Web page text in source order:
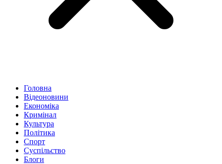
Головна
Відеоновини
Економіка
Кримінал
Культура
Політика
Спорт
Суспільство
Блоги